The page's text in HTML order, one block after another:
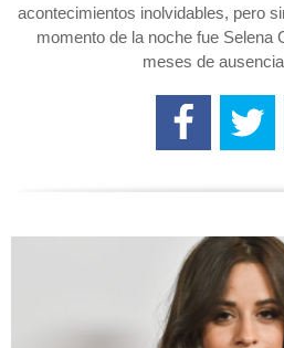
acontecimientos inolvidables, pero
momento de la noche fue Selena
meses de